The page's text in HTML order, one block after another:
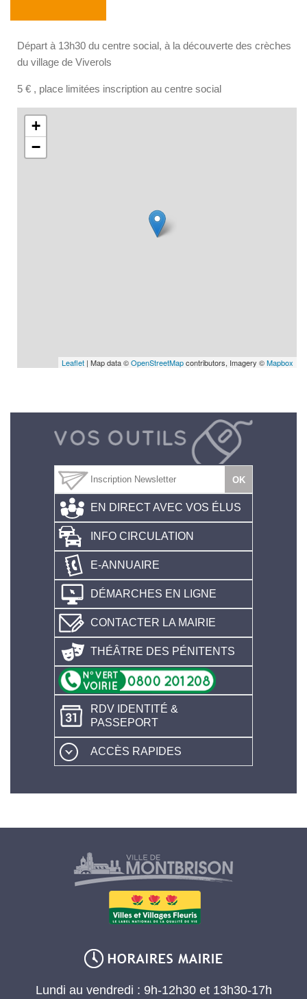
Départ à 13h30 du centre social, à la découverte des crèches
du village de Viverols
5 € , place limitées inscription au centre social
+
−
Leaflet | Map data ©OpenStreetMapcontributors, Imagery ©Mapbox
EN DIRECT AVEC VOS ÉLUS
INFO CIRCULATION
E-ANNUAIRE
DÉMARCHES EN LIGNE
CONTACTER LA MAIRIE
THÉÂTRE DES PÉNITENTS
RDV IDENTITÉ &
PASSEPORT
ACCÈS RAPIDES
Lundi au vendredi : 9h-12h30 et 13h30-17h